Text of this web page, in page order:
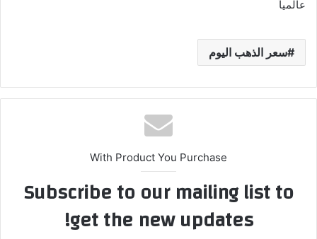
عالمياً
سعر الذهب اليوم
With Product You Purchase
Subscribe to our mailing list to
get the new updates!